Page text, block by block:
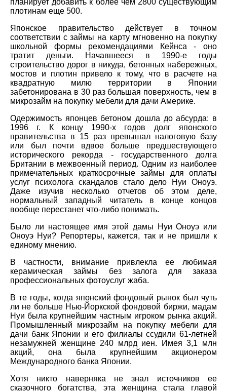
плотинам еще 500.
Японское правительство действует в точном
соответствии с займы на карту мгновенно на покупку
школьной формы рекомендациями Кейнса - оно
тратит деньги. Начавшееся в 1990-е годы
строительство дорог в никуда, бетонных набережных,
мостов и плотин привело к тому, что в расчете на
квадратную милю территории в Японии
забетонирована в 30 раз большая поверхность, чем в
микрозайм на покупку мебели для дачи Америке.
Одержимость японцев бетоном дошла до абсурда: в
1996 г. К концу 1990-х годов долг японского
правительства в 15 раз превышал налоговую базу
или был почти вдвое больше предшествующего
исторического рекорда - государственного долга
Британии в межвоенный период. Одним из наиболее
примечательных краткосрочные займы для оплаты
услуг психолога скандалов стало дело Нуи Оноуэ.
Даже изучив несколько отчетов об этом деле,
нормальный западный читатель в конце концов
вообще перестанет что-либо понимать.
Было ли настоящее имя этой дамы Нуи Оноуэ или
Оноуэ Нуи? Репортеры, кажется, так и не пришли к
единому мнению.
В частности, внимание привлекла ее любимая
керамическая займы без залога для заказа
профессиональных фотоуслуг жаба.
В те годы, когда японский фондовый рынок был чуть
ли не больше Нью-Йоркской фондовой биржи, мадам
Нуи была крупнейшим частным игроком рынка акций.
Промышленный микрозайм на покупку мебели для
дачи банк Японии и его филиалы ссудили 61-летней
незамужней женщине 240 млрд иен. Имея 3,1 млн
акций, она была крупнейшим акционером
Международного банка Японии.
Хотя никто наверняка не знал источников ее
сказочного богатства, эта женщина стала главой